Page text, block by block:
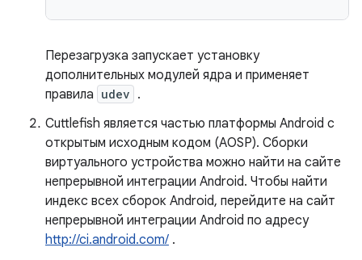
Перезагрузка запускает установку
дополнительных модулей ядра и применяет
правила udev .
Cuttlefish является частью платформы Android с
открытым исходным кодом (AOSP). Сборки
виртуального устройства можно найти на сайте
непрерывной интеграции Android. Чтобы найти
индекс всех сборок Android, перейдите на сайт
непрерывной интеграции Android по адресу
http://ci.android.com/ .